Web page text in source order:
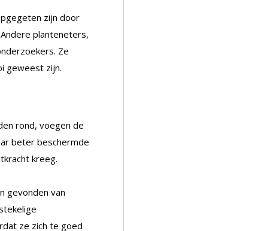
zijn door
planteneters,
Ze
geweest zijn.
rond, voegen de
beter beschermde
kreeg.
gevonden van
ze zich te goed